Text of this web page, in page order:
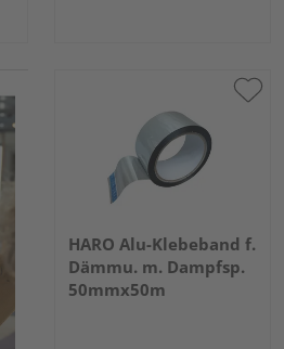
HARO Alu-Klebeband f.
Dämmu. m. Dampfsp.
50mmx50m